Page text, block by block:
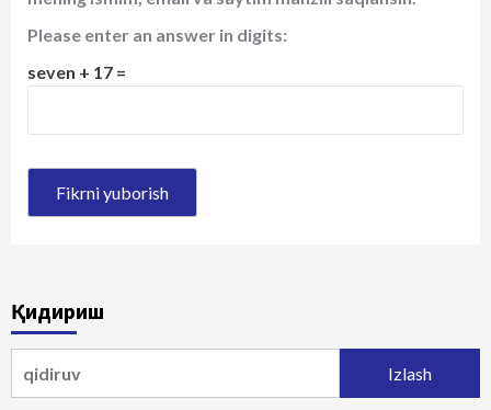
Please enter an answer in digits:
seven + 17 =
Қидириш